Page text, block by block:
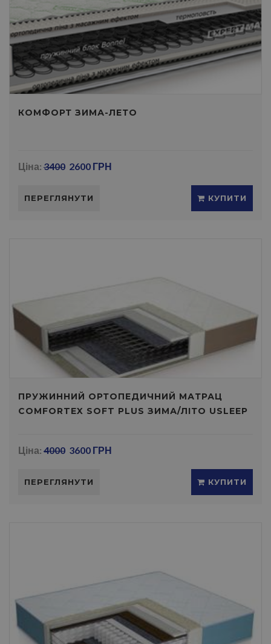
КОМФОРТ ЗИМА-ЛЕТО
Ціна: 3400 2600 ГРН
ПЕРЕГЛЯНУТИ КУПИТИ
ПРУЖИННИЙ ОРТОПЕДИЧНИЙ МАТРАЦ
COMFORTEX SOFT PLUS ЗИМА/ЛІТО USLEEP
Ціна: 4000 3600 ГРН
ПЕРЕГЛЯНУТИ КУПИТИ